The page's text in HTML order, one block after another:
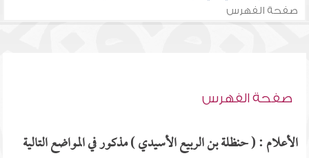
صفحة الفهرس
صفحة الفهرس
الأعلام : ( حنظلة بن الربيع الأسيدي ) مذكور في المواضع التالية